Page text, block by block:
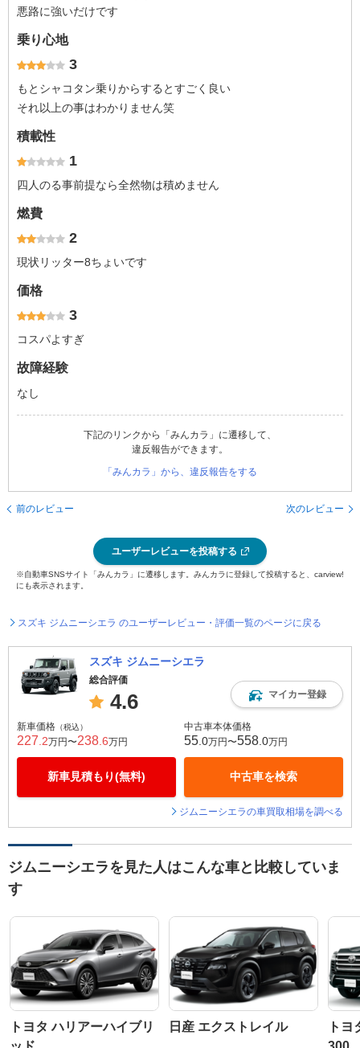
悪路に強いだけです
乗り心地
3
もとシャコタン乗りからするとすごく良い
それ以上の事はわかりません笑
積載性
1
四人のる事前提なら全然物は積めません
燃費
2
現状リッター8ちょいです
価格
3
コスパよすぎ
故障経験
なし
下記のリンクから「みんカラ」に遷移して、
違反報告ができます。
「みんカラ」から、違反報告をする
前のレビュー 次のレビュー
ユーザーレビューを投稿する
※自動車SNSサイト「みんカラ」に遷移します。みんカラに登録して投稿すると、carview!
にも表示されます。
スズキ ジムニーシエラ のユーザーレビュー・評価一覧のページに戻る
スズキ ジムニーシエラ
総合評価
4.6 マイカー登録
新車価格 （税込）
227 .2万円〜238 .6万円
新車見積もり(無料)
中古車本体価格
55 .0万円〜558 .0万円
中古車を検索
ジムニーシエラの車買取相場を調べる
ジムニーシエラを見た人はこんな車と比較していま
す
トヨタ ハリアーハイブリ
日産 エクストレイル
ト